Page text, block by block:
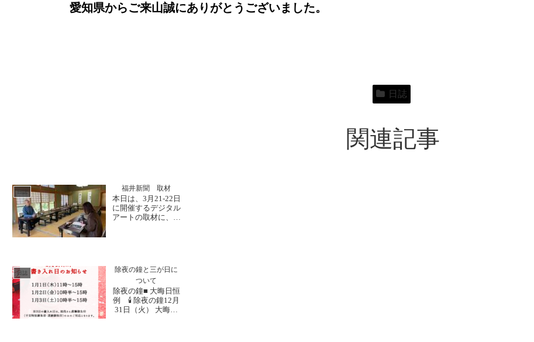
愛知県からご来山誠にありがとうございました。
日誌
関連記事
日誌
福井新聞 取材
本日は、3月21-22日
に開催するデジタル
アートの取材に、福
年は完成した本堂が
舞台となる見どころ
満載のイベント内容
となっております。
近々掲載いたします
ので、ぜひご覧くだ
日誌
除夜の鐘と三が日に
ついて
除夜の鐘■ 大晦日恒
例 🕯 除夜の鐘12月
31日（火） 大晦日